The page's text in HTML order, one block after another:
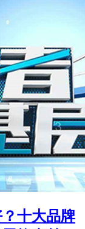
十大品牌